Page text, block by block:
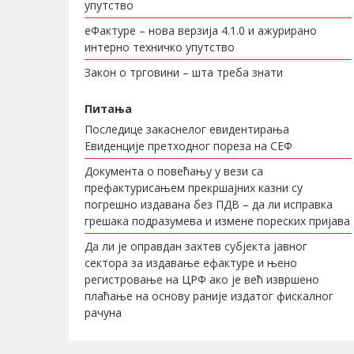
упутство
еФактуре – нова верзија 4.1.0 и ажурирано
интерно техничко упутство
Закон о трговини – шта треба знати
Питања
Последице закаснелог евидентирања
Евиденције претходног пореза на СЕФ
Документа о повећању у вези са
префактурисањем прекршајних казни су
погрешно издавана без ПДВ – да ли исправка
грешака подразумева и измене пореских пријава
Да ли је оправдан захтев субјекта јавног
сектора за издавање ефактуре и њено
регистровање на ЦРФ ако је већ извршено
плаћање на основу раније издатог фискалног
рачуна